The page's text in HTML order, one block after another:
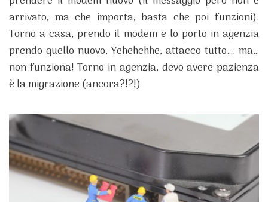
arrivato, ma che importa, basta che poi funzioni).
Torno a casa, prendo il modem e lo porto in agenzia
prendo quello nuovo, Yehehehhe, attacco tutto…. ma…
non funziona! Torno in agenzia, devo avere pazienza
è la migrazione (ancora?!?!)